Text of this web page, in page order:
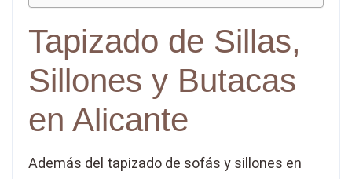
Tapizado de Sillas,
Sillones y Butacas
en Alicante
Además del tapizado de sofás y sillones en